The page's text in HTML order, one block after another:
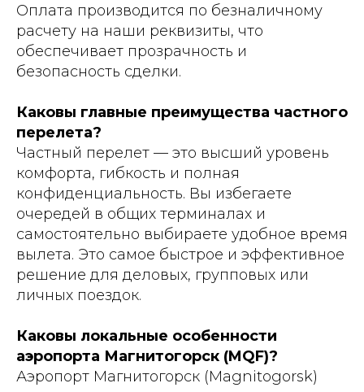
Оплата производится по безналичному
расчету на наши реквизиты, что
обеспечивает прозрачность и
безопасность сделки.
Каковы главные преимущества частного
перелета?
Частный перелет — это высший уровень
комфорта, гибкость и полная
конфиденциальность. Вы избегаете
очередей в общих терминалах и
самостоятельно выбираете удобное время
вылета. Это самое быстрое и эффективное
решение для деловых, групповых или
личных поездок.
Каковы локальные особенности
аэропорта Магнитогорск (MQF)?
Аэропорт Магнитогорск (Magnitogorsk)